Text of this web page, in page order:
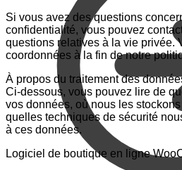
Si vous avez des questions
confidentialité, vous pouvez
questions relatives à la vie privée.
coordonnées à la fin de notre
À propos du traitement des
Ci-dessous, vous pouvez lire de
vos données, où nous les
quelles techniques de sécurité
à ces données.
Logiciel de boutique en ligne